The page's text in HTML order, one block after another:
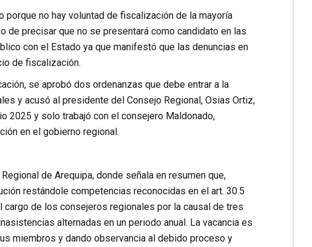
porque no hay voluntad de fiscalización de la mayoría
de precisar que no se presentará como candidato en las
con el Estado ya que manifestó que las denuncias en
de fiscalización.
se aprobó dos ordenanzas que debe entrar a la
y acusó al presidente del Consejo Regional, Osias Ortiz,
2025 y solo trabajó con el consejero Maldonado,
en el gobierno regional.
de Arequipa, donde señala en resumen que,
restándole competencias reconocidas en el art. 30.5
cargo de los consejeros regionales por la causal de tres
alternadas en un periodo anual. La vacancia es
miembros y dando observancia al debido proceso y